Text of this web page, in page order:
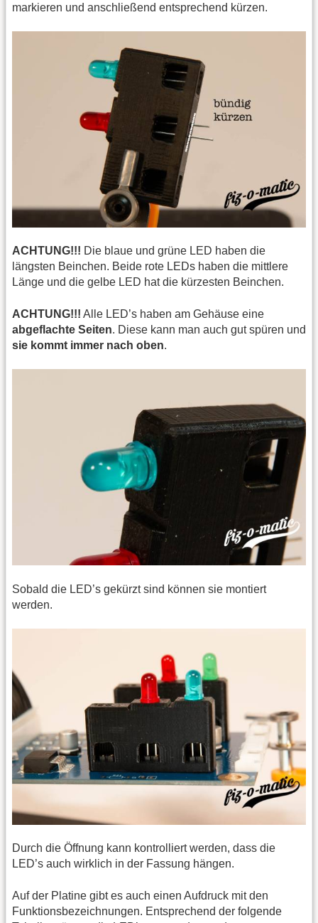
markieren und anschließend entsprechend kürzen.
ACHTUNG!!! Die blaue und grüne LED haben die
längsten Beinchen. Beide rote LEDs haben die mittlere
Länge und die gelbe LED hat die kürzesten Beinchen.
ACHTUNG!!! Alle LED’s haben am Gehäuse eine
abgeflachte Seiten. Diese kann man auch gut spüren und
sie kommt immer nach oben.
Sobald die LED’s gekürzt sind können sie montiert
werden.
Durch die Öffnung kann kontrolliert werden, dass die
LED’s auch wirklich in der Fassung hängen.
Auf der Platine gibt es auch einen Aufdruck mit den
Funktionsbezeichnungen. Entsprechend der folgende